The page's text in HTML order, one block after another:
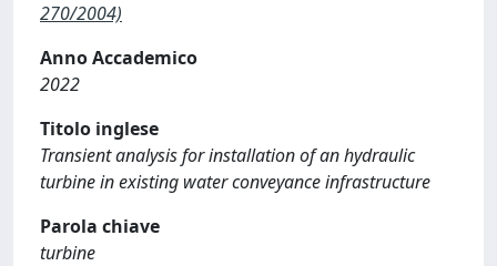
270/2004)
Anno Accademico
2022
Titolo inglese
Transient analysis for installation of an hydraulic
turbine in existing water conveyance infrastructure
Parola chiave
turbine